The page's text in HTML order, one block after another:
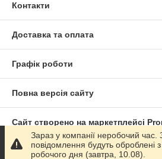
Контакти
Доставка та оплата
Графік роботи
Повна версія сайту
Сайт створено на маркетплейсі
Політика конфіденційності
Зараз у компанії неробочий час.
повідомлення будуть оброблені
робочого дня (завтра, 10.08).